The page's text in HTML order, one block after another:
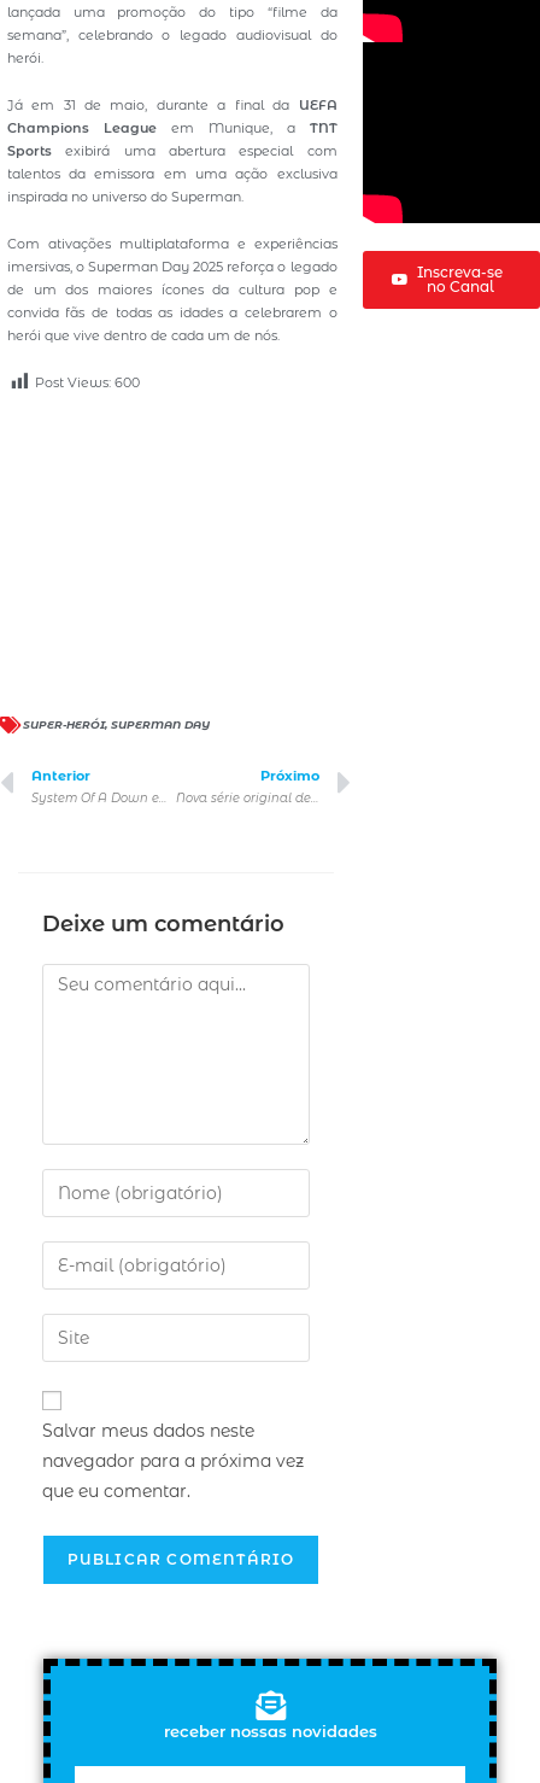
lançada uma promoção do tipo “filme da
semana”, celebrando o legado audiovisual do
herói.
Já em 31 de maio, durante a final da
UEFA
Champions Leagueem Munique, a TNT
Sportsexibirá uma abertura especial com
talentos da emissora em uma ação exclusiva
inspirada no universo do Superman.
Com ativações multiplataforma e experiências
imersivas, o Superman Day 2025 reforça o legado
de um dos maiores ícones da cultura pop e
convida fãs de todas as idades a celebrarem o
herói que vive dentro de cada um de nós.
Post Views: 600
SUPER-HERÓI, SUPERMAN DAY
Anterior Próximo
Nova série original de Harry Potter
Deixe um comentário
Salvar meus dados neste
navegador para a próxima vez
que eu comentar.
Inscreva-se
no Canal
receber nossas novidades